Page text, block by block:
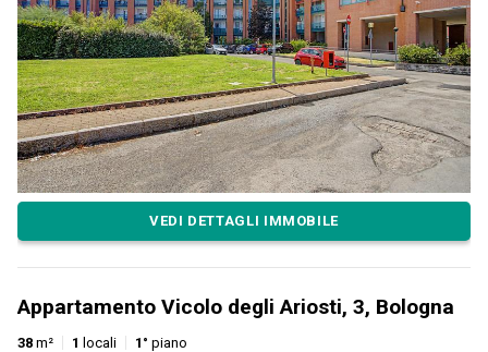
VEDI DETTAGLI IMMOBILE
Appartamento Vicolo degli Ariosti, 3, Bologna
38 m² 1 locali 1° piano